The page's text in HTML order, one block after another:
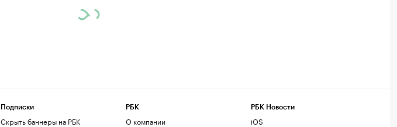
Подписки
Скрыть баннеры на РБК
РБК
О компании
РБК Новости
iOS